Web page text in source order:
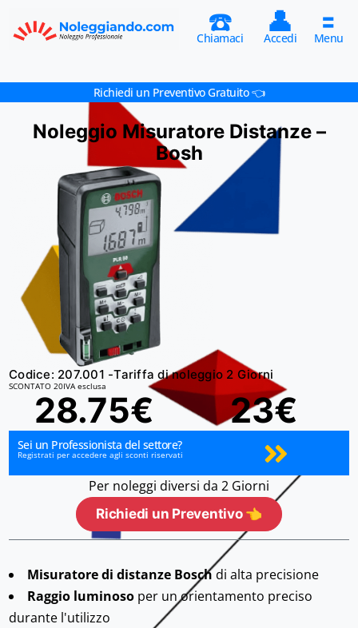
☎️
Chiamaci 👤
Accedi 🟰
Menu
Richiedi un Preventivo Gratuito 👈
Noleggio Misuratore Distanze –
Bosh
Codice: 207.001 -Tariffa di noleggio 2 Giorni
SCONTATO 20IVA esclusa
28.75€ 23€
Sei un Professionista del settore?
Registrati per accedere agli sconti riservati
Misuratore di distanze Boschdi alta precisione
Raggio luminoso per un orientamento preciso
durante l'utilizzo
Per noleggi diversi da 2 Giorni
Richiedi un Preventivo 👈